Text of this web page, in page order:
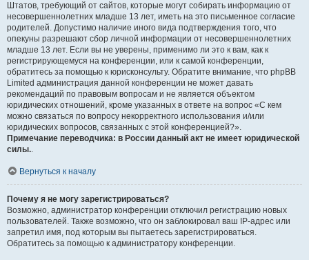
Штатов, требующий от сайтов, которые могут собирать информацию от
несовершеннолетних младше 13 лет, иметь на это письменное согласие
родителей. Допустимо наличие иного вида подтверждения того, что
опекуны разрешают сбор личной информации от несовершеннолетних
младше 13 лет. Если вы не уверены, применимо ли это к вам, как к
регистрирующемуся на конференции, или к самой конференции,
обратитесь за помощью к юрисконсульту. Обратите внимание, что phpBB
Limited администрация данной конференции не может давать
рекомендаций по правовым вопросам и не является объектом
юридических отношений, кроме указанных в ответе на вопрос «С кем
можно связаться по вопросу некорректного использования и/или
юридических вопросов, связанных с этой конференцией?».
Примечание переводчика: в России данный акт не имеет юридической
силы..
Вернуться к началу
Почему я не могу зарегистрироваться?
Возможно, администратор конференции отключил регистрацию новых
пользователей. Также возможно, что он заблокировал ваш IP-адрес или
запретил имя, под которым вы пытаетесь зарегистрироваться.
Обратитесь за помощью к администратору конференции.